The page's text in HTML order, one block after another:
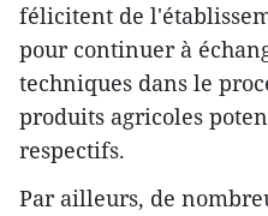
félicitent de
pour continuer à
techniques dans le
produits agricoles
respectifs.
Par ailleurs, de